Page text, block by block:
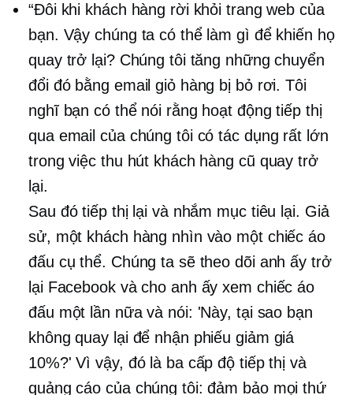
“Đôi khi khách hàng rời khỏi trang web của
bạn. Vậy chúng ta có thể làm gì để khiến họ
quay trở lại? Chúng tôi tăng những chuyển
đổi đó bằng email giỏ hàng bị bỏ rơi. Tôi
nghĩ bạn có thể nói rằng hoạt động tiếp thị
qua email của chúng tôi có tác dụng rất lớn
trong việc thu hút khách hàng cũ quay trở
lại.
Sau đó tiếp thị lại và nhắm mục tiêu lại. Giả
sử, một khách hàng nhìn vào một chiếc áo
đấu cụ thể. Chúng ta sẽ theo dõi anh ấy trở
lại Facebook và cho anh ấy xem chiếc áo
đấu một lần nữa và nói: 'Này, tại sao bạn
không quay lại để nhận phiếu giảm giá
10%?' Vì vậy, đó là ba cấp độ tiếp thị và
quảng cáo của chúng tôi: đảm bảo mọi thứ